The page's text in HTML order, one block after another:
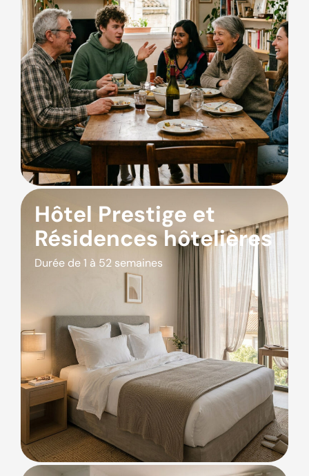
Hôtel Prestige et
Résidences hôtelières
Durée de 1 à 52 semaines